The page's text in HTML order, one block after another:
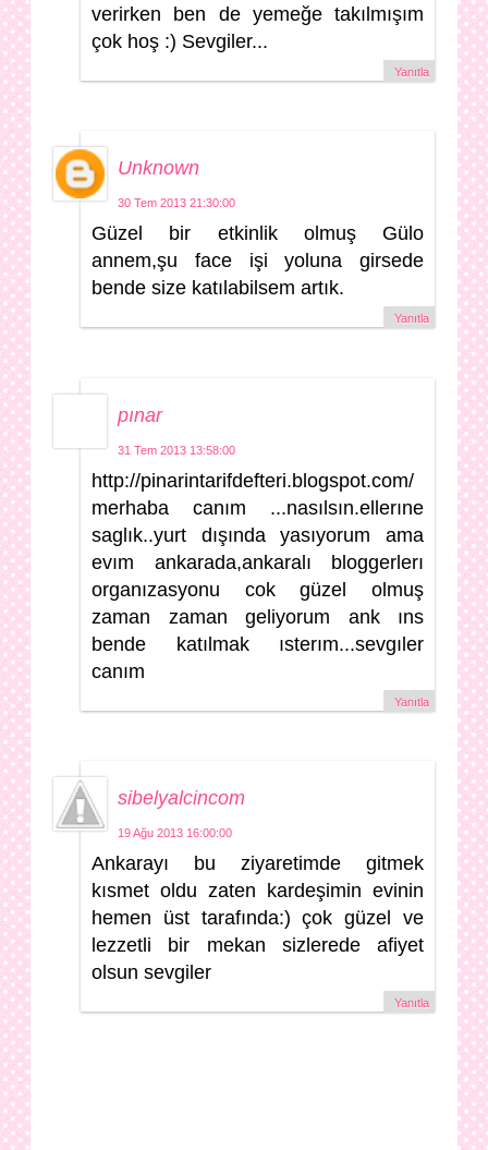
verirken ben de yemeğe takılmışım
çok hoş :) Sevgiler...
Yanıtla
Unknown
30 Tem 2013 21:30:00
Güzel bir etkinlik olmuş Gülo
annem,şu face işi yoluna girsede
bende size katılabilsem artık.
Yanıtla
pınar
31 Tem 2013 13:58:00
http://pinarintarifdefteri.blogspot.com/
merhaba canım ...nasılsın.ellerıne
saglık..yurt dışında yasıyorum ama
evım ankarada,ankaralı bloggerlerı
organızasyonu cok güzel olmuş
zaman zaman geliyorum ank ıns
bende katılmak ısterım...sevgıler
canım
Yanıtla
sibelyalcincom
19 Ağu 2013 16:00:00
Ankarayı bu ziyaretimde gitmek
kısmet oldu zaten kardeşimin evinin
hemen üst tarafında:) çok güzel ve
lezzetli bir mekan sizlerede afiyet
olsun sevgiler
Yanıtla